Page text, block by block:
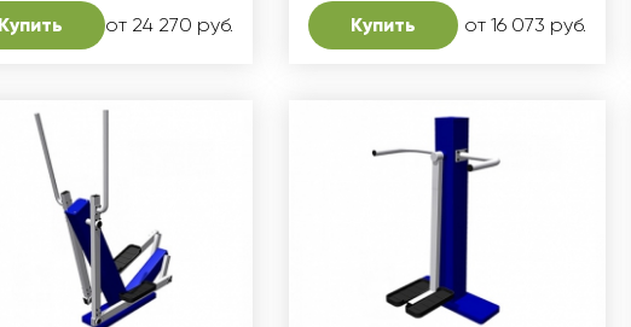
от 24 270 руб. Купить от 16 073 руб.